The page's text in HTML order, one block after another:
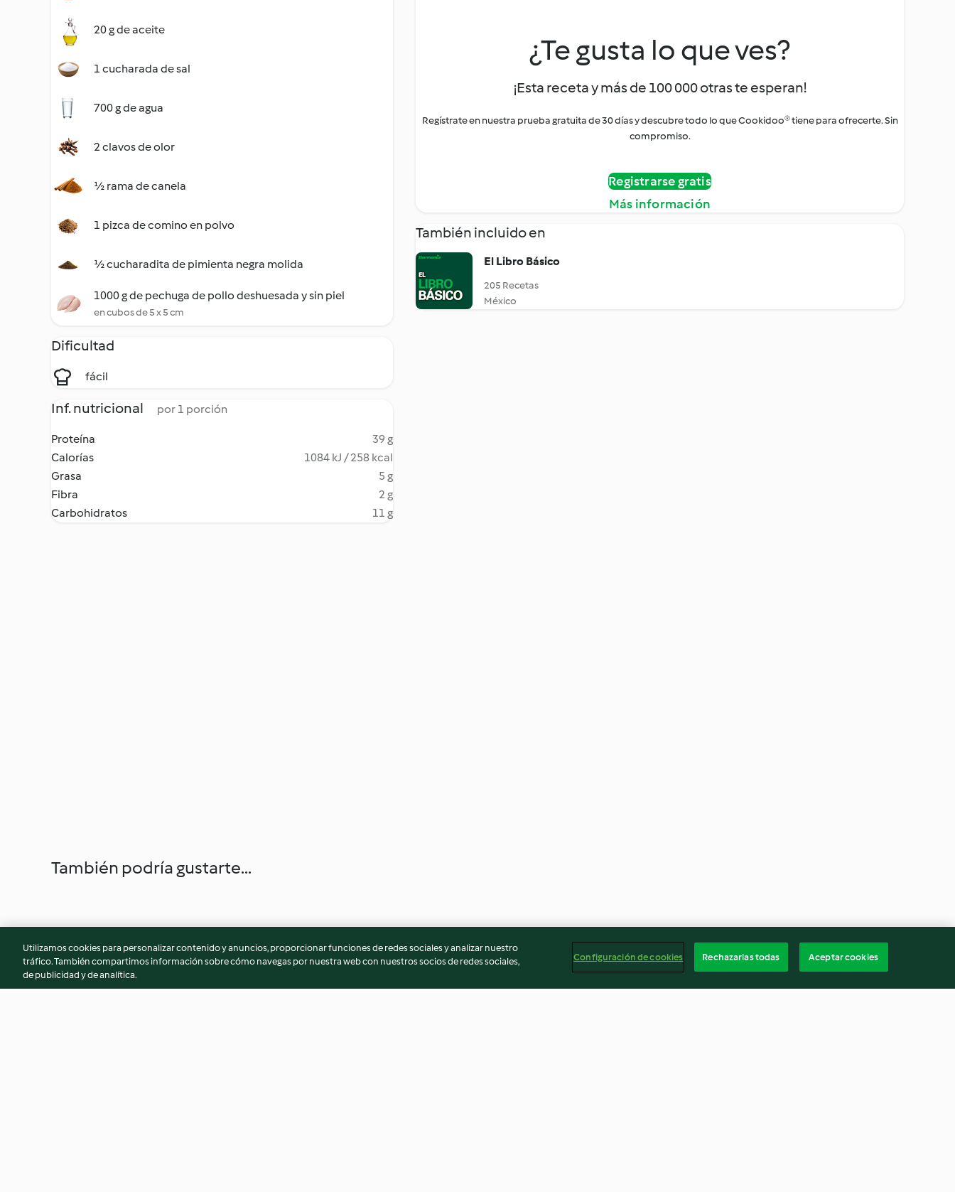
20 g de aceite
1 cucharada de sal
700 g de agua
2 clavos de olor
½ rama de canela
1 pizca de comino en polvo
½ cucharadita de pimienta negra molida
1000 g de pechuga de pollo deshuesada y sin piel
en cubos de 5 x 5 cm
Dificultad
fácil
Inf. nutricional por 1 porción
Proteína
39 g
Calorías
1084 kJ / 258 kcal
Grasa
5 g
Fibra
2 g
Carbohidratos
11 g
¿Te gusta lo que ves?
¡Esta receta y más de 100 000 otras te esperan!
Regístrate en nuestra prueba gratuita de 30 días y descubre todo lo que Cookidoo® tiene para ofrecerte. Sin
compromiso.
Registrarse gratis
Más información
También incluido en
El Libro Básico
205 Recetas
México
También podría gustarte...
Utilizamos cookies para personalizar contenido y anuncios, proporcionar funciones de redes sociales y analizar nuestro
tráfico. También compartimos información sobre cómo navegas por nuestra web con nuestros socios de redes sociales,
de publicidad y de analítica.
Configuración de cookies Rechazarlas todas Aceptar cookies